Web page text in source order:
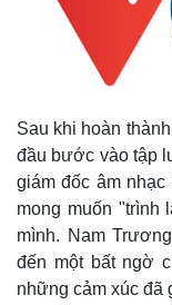
Sau khi hoàn
đầu bước vào tập
giám đốc âm
mong muốn "trình
mình. Nam
đến một bất ngờ
những cảm xúc đã